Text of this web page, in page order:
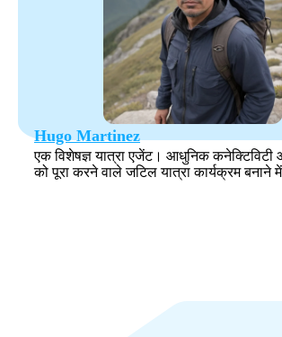
Hugo Martinez
एक विशेषज्ञ यात्रा एजेंट। आधुनिक
को पूरा करने वाले जटिल यात्रा कार्यक्रम बनाने में